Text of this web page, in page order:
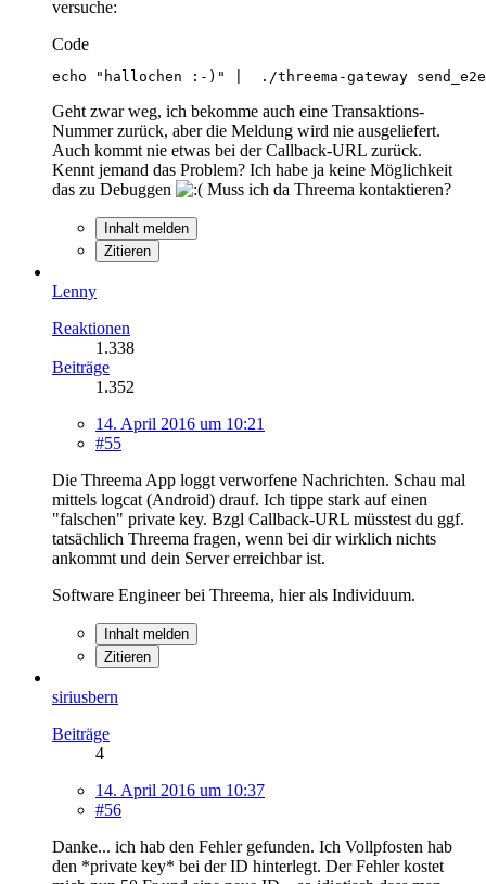
versuche:
Code
echo "hallochen :-)" |  ./threema-gateway send_e2e
Geht zwar weg, ich bekomme auch eine Transaktions-
Nummer zurück, aber die Meldung wird nie ausgeliefert.
Auch kommt nie etwas bei der Callback-URL zurück.
Kennt jemand das Problem? Ich habe ja keine Möglichkeit
das zu Debuggen
Muss ich da Threema kontaktieren?
Inhalt melden
Zitieren
Lenny
Reaktionen
1.338
Beiträge
1.352
14. April 2016 um 10:21
#55
Die Threema App loggt verworfene Nachrichten. Schau mal
mittels logcat (Android) drauf. Ich tippe stark auf einen
"falschen" private key. Bzgl Callback-URL müsstest du ggf.
tatsächlich Threema fragen, wenn bei dir wirklich nichts
ankommt und dein Server erreichbar ist.
Software Engineer bei Threema, hier als Individuum.
Inhalt melden
Zitieren
siriusbern
Beiträge
4
14. April 2016 um 10:37
#56
Danke... ich hab den Fehler gefunden. Ich Vollpfosten hab
den *private key* bei der ID hinterlegt. Der Fehler kostet